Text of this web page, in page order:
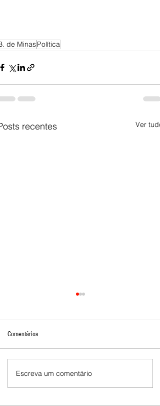
de MinasPolítica
recentes Ver tudo
Mostra de Dança Artística celebra
cultura e talento em Brasília de
Comentários
Escreva um comentário